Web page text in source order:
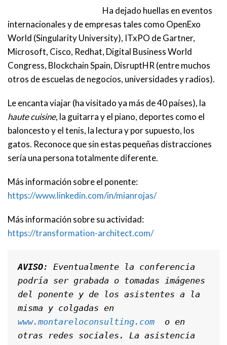
Ha dejado huellas en eventos
internacionales y de empresas tales como OpenExo
World (Singularity University), ITxPO de Gartner,
Microsoft, Cisco, Redhat, Digital Business World
Congress, Blockchain Spain, DisruptHR (entre muchos
otros de escuelas de negocios, universidades y radios).
Le encanta viajar (ha visitado ya más de 40 países), la
haute cuisine, la guitarra y el piano, deportes como el
baloncesto y el tenis, la lectura y por supuesto, los
gatos. Reconoce que sin estas pequeñas distracciones
sería una persona totalmente diferente.
Más información sobre el ponente:
https://www.linkedin.com/in/mianrojas/
Más información sobre su actividad:
https://transformation-architect.com/
AVISO: Eventualmente la conferencia
podría ser grabada o tomadas imágenes
del ponente y de los asistentes a la
www.montareloconsulting.com o en
otras redes sociales. La asistencia